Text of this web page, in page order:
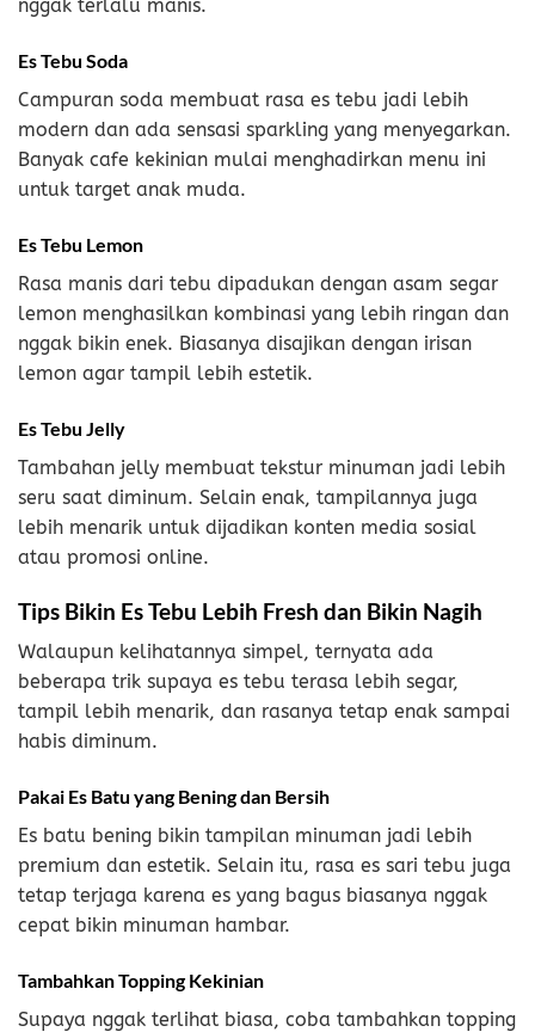
nggak terlalu manis.
Es Tebu Soda
Campuran soda membuat rasa es tebu jadi lebih
modern dan ada sensasi sparkling yang menyegarkan.
Banyak cafe kekinian mulai menghadirkan menu ini
untuk target anak muda.
Es Tebu Lemon
Rasa manis dari tebu dipadukan dengan asam segar
lemon menghasilkan kombinasi yang lebih ringan dan
nggak bikin enek. Biasanya disajikan dengan irisan
lemon agar tampil lebih estetik.
Es Tebu Jelly
Tambahan jelly membuat tekstur minuman jadi lebih
seru saat diminum. Selain enak, tampilannya juga
lebih menarik untuk dijadikan konten media sosial
atau promosi online.
Tips Bikin Es Tebu Lebih Fresh dan Bikin Nagih
Walaupun kelihatannya simpel, ternyata ada
beberapa trik supaya es tebu terasa lebih segar,
tampil lebih menarik, dan rasanya tetap enak sampai
habis diminum.
Pakai Es Batu yang Bening dan Bersih
Es batu bening bikin tampilan minuman jadi lebih
premium dan estetik. Selain itu, rasa es sari tebu juga
tetap terjaga karena es yang bagus biasanya nggak
cepat bikin minuman hambar.
Tambahkan Topping Kekinian
Supaya nggak terlihat biasa, coba tambahkan topping